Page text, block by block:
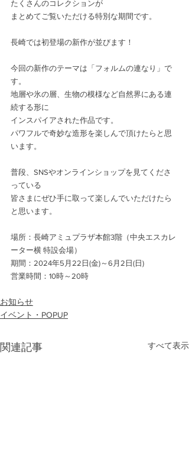
たくさんのコレクションが
まとめてご覧いただける特別な期間です。
長崎では初登場の新作が並びます！
今回の新作のテーマは「フォルムの連なり」で
す。
地層や氷の層、生物の模様など自然界にある連
続する形に
インスパイアされた作品です。
パワフルで奇妙な造形を楽しんで頂けたらと思
います。
普段、SNSやオンラインショップを見てくださ
っている
皆さまにぜひ手に取って楽しんでいただけたら
と思います。
場所：長崎アミュプラザ本館3階（中央エスカレ
ーター横 特設会場）
期間：2024年5月22日(金)～6月2日(日)
営業時間：10時～20時
お知らせ
イベント・POPUP
関連記事 すべて表示